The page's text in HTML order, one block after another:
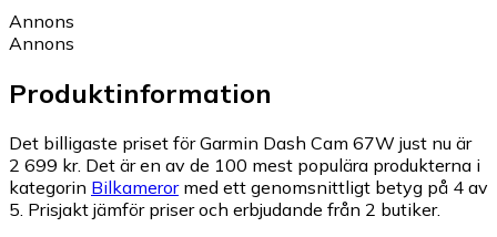
Annons
Annons
Produktinformation
Det billigaste priset för Garmin Dash Cam 67W just nu är
2 699 kr. Det är en av de 100 mest populära produkterna i
kategorin Bilkamerormed ett genomsnittligt betyg på 4 av
5. Prisjakt jämför priser och erbjudande från 2 butiker.